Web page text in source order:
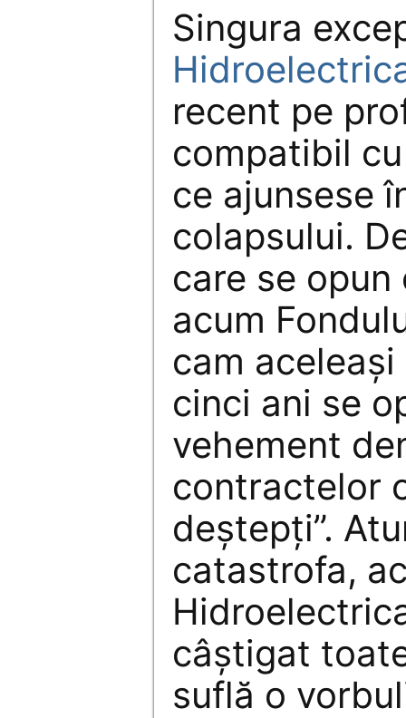
Singura
recent pe
compatibil
ce ajunsese
colapsului.
care se
acum
cam
cinci ani se
vehement
contractelor
deștepți”.
catastrofa,
câștigat
suflă o